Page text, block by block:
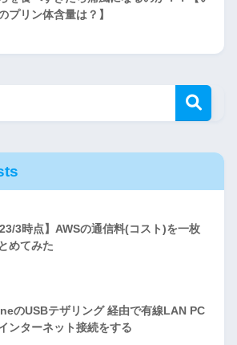
プリン体含量は？】
3時点】AWSの通信料(コスト)を一枚
めてみた
のUSBテザリング 経由で有線LAN PC
ンターネット接続をする